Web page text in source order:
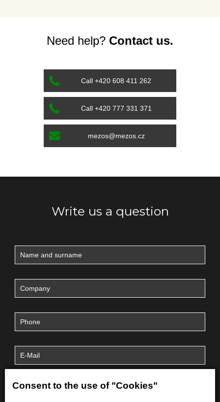
Consent to the use of "Cookies"
Need help? Contact us.
Call +420 608 411 262
Call +420 777 331 371
mezos@mezos.cz
Write us a question